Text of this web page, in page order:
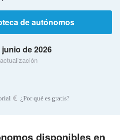
de autónomos
junio de 2026
¿Por qué es gratis?
disponibles en